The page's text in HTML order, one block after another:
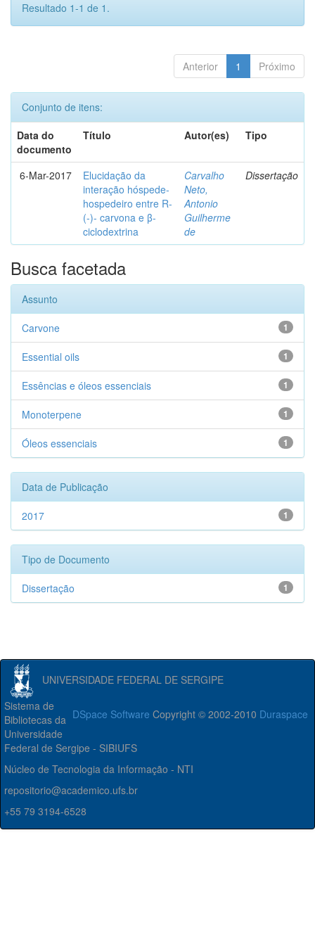
Resultado 1-1 de 1.
Anterior 1 Próximo
Conjunto de itens:
Data do
documento
Título Autor(es) Tipo
6-Mar-2017
Elucidação da
interação hóspede-
hospedeiro entre R-
(-)- carvona e β-
ciclodextrina
Carvalho
Neto,
Antonio
Guilherme
de
Dissertação
Busca facetada
Assunto
1
Carvone
1
Essential oils
1
Essências e óleos essenciais
1
Monoterpene
1
Óleos essenciais
Data de Publicação
1
2017
Tipo de Documento
1
Dissertação
UNIVERSIDADE FEDERAL DE SERGIPE
DSpace Software Copyright © 2002-2010 Duraspace
Sistema de
Bibliotecas da
Universidade
Federal de Sergipe - SIBIUFS
Núcleo de Tecnologia da Informação - NTI
repositorio@academico.ufs.br
+55 79 3194-6528